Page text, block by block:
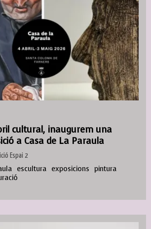
cultural, inaugurem una
a Casa de La Paraula
Espai 2
escultura exposicions pintura